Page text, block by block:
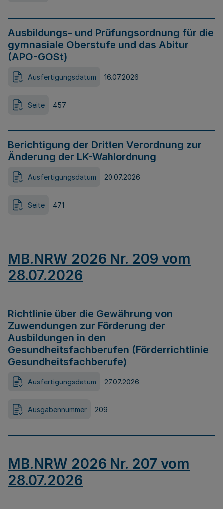
Ausbildungs- und Prüfungsordnung für die
gymnasiale Oberstufe und das Abitur
(APO-GOSt)
Ausfertigungsdatum 16.07.2026
Seite 457
Berichtigung der Dritten Verordnung zur
Änderung der LK-Wahlordnung
Ausfertigungsdatum 20.07.2026
Seite 471
MB.NRW 2026 Nr. 209 vom
28.07.2026
Richtlinie über die Gewährung von
Zuwendungen zur Förderung der
Ausbildungen in den
Gesundheitsfachberufen (Förderrichtlinie
Gesundheitsfachberufe)
Ausfertigungsdatum 27.07.2026
Ausgabennummer 209
MB.NRW 2026 Nr. 207 vom
28.07.2026